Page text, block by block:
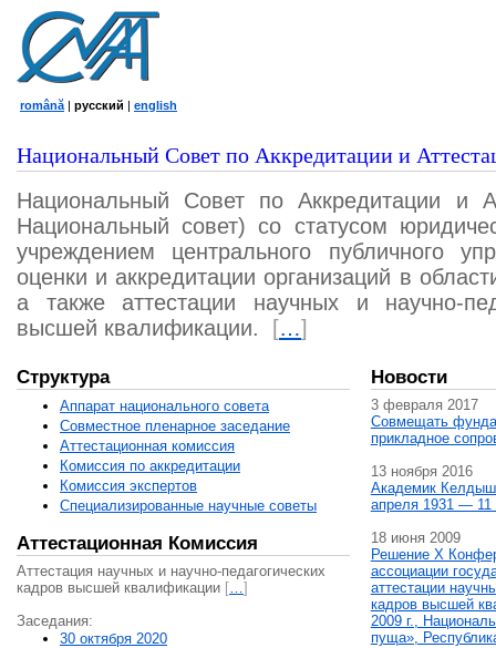
română | русский | english
Национальный Совет по Аккредитации и
Национальный Совет по Аккредитации и
Национальный совет) со статусом
учреждением центрального публичного
оценки и аккредитации организаций в
а также аттестации научных и научно-
высшей квалификации.
[…]
Структура
Аппарат национального совета
Совместное пленарное заседание
Аттестационная комисcия
Комиссия по аккредитации
Комиссия экспертов
Специализированные научные советы
Аттестационная Комиссия
Аттестация научных и научно-педагогических
кадров высшей квалификации […]
Заседания:
30 октября 2020
Новости
3 февраля 2017
Совмещать
прикладное
13 ноября 2016
Академик
апреля 1931 — 11
18 июня 2009
Решение X
ассоциации
аттестации
кадров высшей
2009 г.,
пуща»,